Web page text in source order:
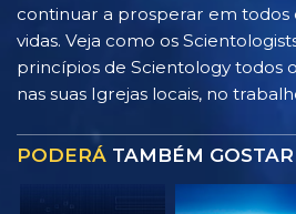
continuar a prosperar em todos
vidas. Veja como os
princípios de Scientology todos
nas suas Igrejas locais, no
PODERÁ TAMBÉM GOSTAR